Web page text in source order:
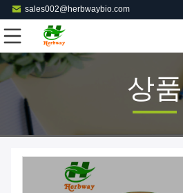
sales002@herbwaybio.com
상품